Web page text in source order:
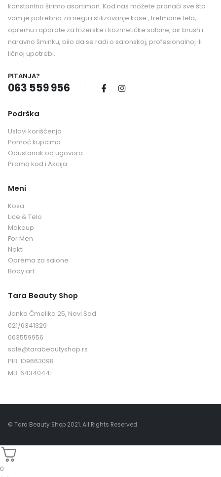
konstantno širimo asortiman. Kod nas možete pronaći sve što
vam je potrebno za negu i stilizovanje kose , tretmane tela,
opremu i aparate za frizerske i kozmetičke salone, air brush i
naravno šminku, bilo da se radi o salonskoj, profesionalnoj ili
ličnoj upotrebi.
PITANJA?
063 559 956
Podrška
Uslovi korišćenja
Pomoć kupcima
Odustanak od ugovora
Promo kod i Akcija
Meni
Kosa
Lice & Telo
Makeup
For Men
Nokti
Oprema za salone
Body art
Tara Beauty Shop
Janka Čmelika 25, Novi Sad
021/6341329
063559956
sale@tarabeautyshop.rs
PIB: 109663098
MB: 64340441
© Tara Beauty Shop 2021. All Rights Reserved.
0